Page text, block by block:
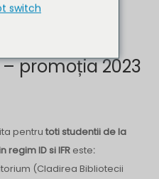
a
și cu
promoția 2023
pentru toti studentii de la
in regim ID si IFR este:
(Cladirea Bibliotecii
switch